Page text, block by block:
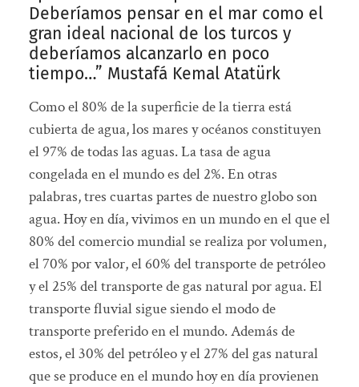
Deberíamos pensar en el mar como el
gran ideal nacional de los turcos y
deberíamos alcanzarlo en poco
tiempo…” Mustafá Kemal Atatürk
Como el 80% de la superficie de la tierra está
cubierta de agua, los mares y océanos constituyen
el 97% de todas las aguas. La tasa de agua
congelada en el mundo es del 2%. En otras
palabras, tres cuartas partes de nuestro globo son
agua. Hoy en día, vivimos en un mundo en el que el
80% del comercio mundial se realiza por volumen,
el 70% por valor, el 60% del transporte de petróleo
y el 25% del transporte de gas natural por agua. El
transporte fluvial sigue siendo el modo de
transporte preferido en el mundo. Además de
estos, el 30% del petróleo y el 27% del gas natural
que se produce en el mundo hoy en día provienen